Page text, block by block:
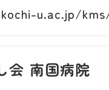
u.ac.jp/
会 南国病院